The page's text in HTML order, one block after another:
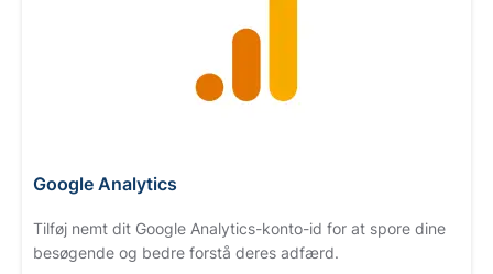
Google Analytics
Tilføj nemt dit Google Analytics-konto-id for at spore dine
besøgende og bedre forstå deres adfærd.